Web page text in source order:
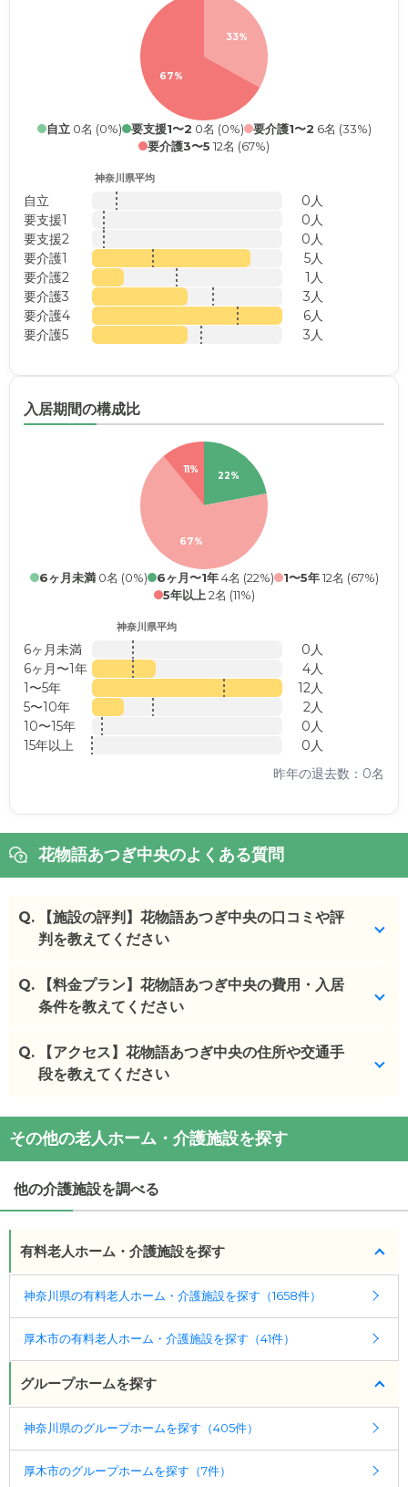
33%
67%
自立0名 (0%) 要支援1〜2 0名 (0%) 要介護1〜2 6名 (33%)
要介護3〜5 12名 (67%)
神奈川県平均
自立
0人
要支援1
0人
要支援2
0人
要介護1
5人
要介護2
1人
要介護3
3人
要介護4
6人
要介護5
3人
入居期間の構成比
22%
67%
11%
6ヶ月未満0名 (0%) 6ヶ月〜1年4名 (22%) 1〜5年12名 (67%)
5年以上 2名 (11%)
神奈川県平均
6ヶ月未満
0人
6ヶ月〜1年
4人
1〜5年
12人
5〜10年
2人
10〜15年
0人
15年以上
0人
昨年の退去数：0名
花物語あつぎ中央のよくある質問
Q.
【施設の評判】花物語あつぎ中央の口コミや評
判を教えてください
花物語あつぎ中央を見学した方の口コミを確認でき
ます。
花物語あつぎ中央の口コミ
・施設の従業員の方々の親切さや丁寧な感じがとて
も良いと感じまし...
花物語あつぎ中央のページでは、14枚の施設写真と
360°パノラマ写真を見ることができます。
◎ケアスル 介護の3つの特徴
ポート
受付時間：10：00～19：00
・全国10000件の介護施設情報を掲載
幅広い選択肢の中から、条件にあった施設を選ぶ
ことができます。
・こだわりの条件や医療体制から施設を探せる
「夫婦入居可」の施設、「看取り可」の施設など、
Q.
【料金プラン】花物語あつぎ中央の費用・入居
条件を教えてください
花物語あつぎ中央の入居金・月額料金は次のとおり
です。
・月額費用が14万円
・要介護度：要支援2、要介護1、要介護2、要介護
・認知症：受け入れ可
ケアスル 介護では詳細な料金プランをご確認頂けま
す。詳しくはこちら。
◎ケアスル 介護の3つの特徴
ポート
受付時間：10：00～19：00
・全国10000件の介護施設情報を掲載
Q.
【アクセス】花物語あつぎ中央の住所や交通手
段を教えてください
花物語あつぎ中央の交通アクセス
・住所：神奈川県厚木市妻田西3-22-18
花物語あつぎ中央
・入谷駅から1.8キロ
その他の老人ホーム・介護施設を探す
他の介護施設を調べる
有料老人ホーム・介護施設を探す
神奈川県の有料老人ホーム・介護施設を探す（1658件）
厚木市の有料老人ホーム・介護施設を探す（41件）
グループホームを探す
神奈川県のグループホームを探す（405件）
厚木市のグループホームを探す（7件）